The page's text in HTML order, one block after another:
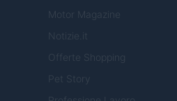
Motor Magazine
Notizie.it
Offerte Shopping
Pet Story